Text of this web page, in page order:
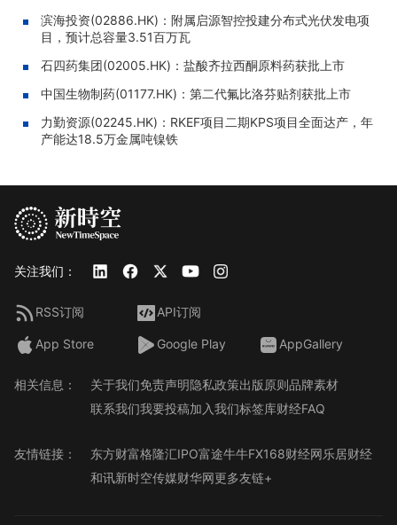
滨海投资(02886.HK)：附属启源智控投建分布式光伏发电项
目，预计总容量3.51百万瓦
石四药集团(02005.HK)：盐酸齐拉西酮原料药获批上市
中国生物制药(01177.HK)：第二代氟比洛芬贴剂获批上市
力勤资源(02245.HK)：RKEF项目二期KPS项目全面达产，年
产能达18.5万金属吨镍铁
关注我们：
RSS订阅 API订阅
App Store Google Play AppGallery
相关信息： 关于我们免责声明隐私政策出版原则品牌素材
联系我们我要投稿加入我们标签库财经FAQ
友情链接： 东方财富格隆汇IPO富途牛牛FX168财经网乐居财经
和讯新时空传媒财华网更多友链+